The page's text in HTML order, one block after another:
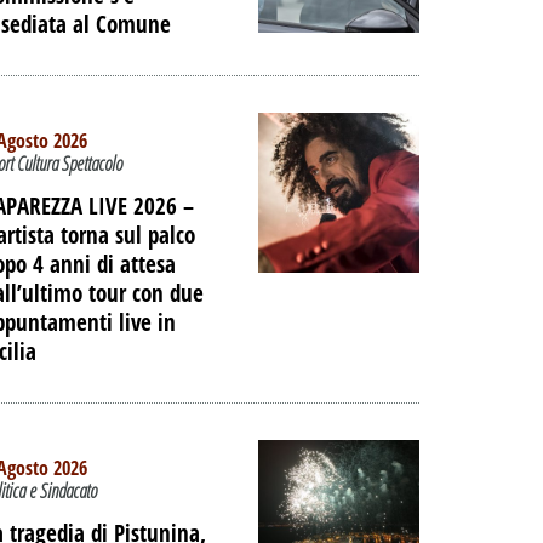
DELL'EX
A
al Comune
2026
Cultura Spettacolo
LIVE 2026 –
torna sul palco
4 anni di attesa
tour con due
live in
2026
e Sindacato
tragedia di Pistunina,